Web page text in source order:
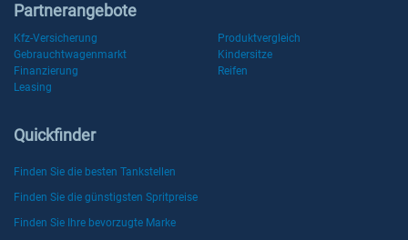
Partnerangebote
Kfz-Versicherung
Produktvergleich
Gebrauchtwagenmarkt
Kindersitze
Finanzierung
Reifen
Leasing
Quickfinder
Finden Sie die besten Tankstellen
Finden Sie die günstigsten Spritpreise
Finden Sie Ihre bevorzugte Marke